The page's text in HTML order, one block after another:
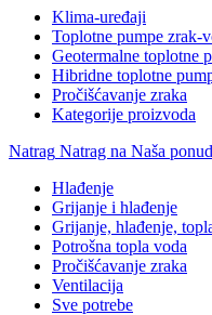
Klima-uređaji
Toplotne pumpe zrak-
Geotermalne toplotne
Hibridne toplotne
Pročišćavanje zraka
Kategorije proizvoda
Natrag Natrag na Naša
Hlađenje
Grijanje i hlađenje
Grijanje, hlađenje,
Potrošna topla voda
Pročišćavanje zraka
Ventilacija
Sve potrebe